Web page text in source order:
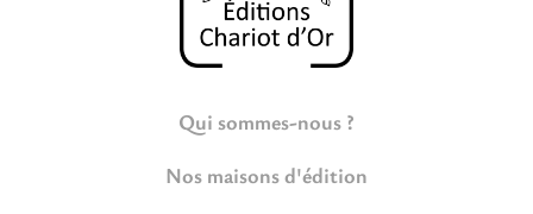
Qui sommes-nous ?
Nos maisons d'édition